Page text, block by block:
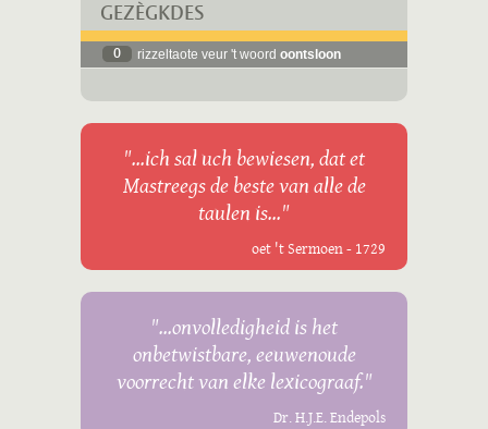
GEZÈGKDES
0 rizzeltaote veur 't woord oontsloon
"...ich sal uch bewiesen, dat et
Mastreegs de beste van alle de
taulen is..."
oet 't Sermoen - 1729
"...onvolledigheid is het
onbetwistbare, eeuwenoude
voorrecht van elke lexicograaf."
Dr. H.J.E. Endepols